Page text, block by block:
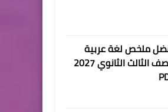
ملخص لغة عربية
للصف الثالث الثانوي 2027